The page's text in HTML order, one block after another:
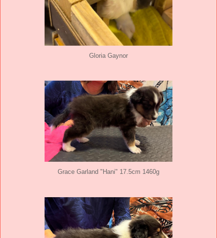
Gloria Gaynor
Grace Garland "Hani" 17.5cm 1460g